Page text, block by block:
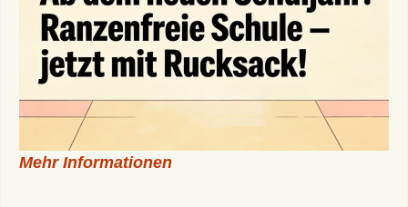
Mehr Informationen